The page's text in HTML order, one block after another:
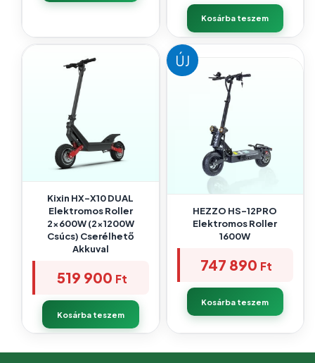
Kosárba teszem
Kixin HX-X10 DUAL
Elektromos Roller
2x600W (2x1200W
Csúcs) Cserélhető
Akkuval
519 900 Ft
Kosárba teszem
ÚJ
HEZZO HS-12PRO
Elektromos Roller
1600W
747 890 Ft
Kosárba teszem